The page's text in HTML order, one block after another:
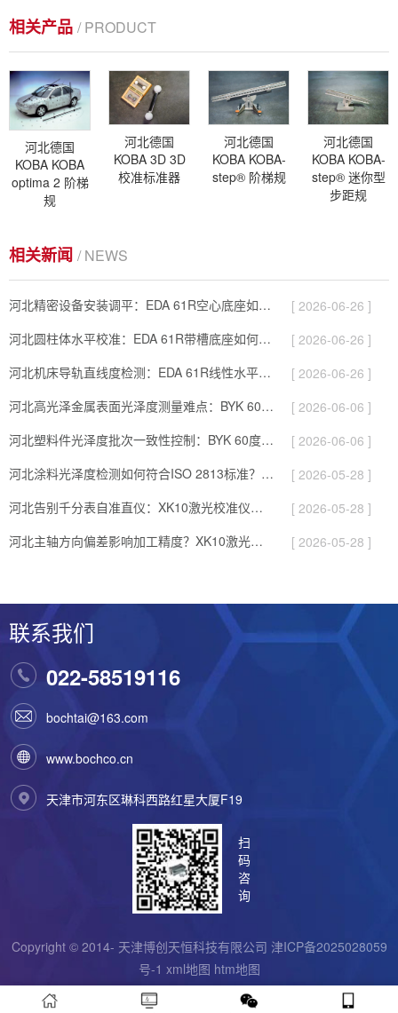
相关产品 / PRODUCT
河北德国
KOBA KOBA
optima 2 阶梯
规
河北德国
KOBA 3D 3D
校准标准器
河北德国
KOBA KOBA-
step® 阶梯规
河北德国
KOBA KOBA-
step® 迷你型
步距规
相关新闻 / NEWS
河北精密设备安装调平：EDA 61R空心底座如何实现精确安装？
[ 2026-06-26 ]
河北圆柱体水平校准：EDA 61R带槽底座如何确保平面与圆柱面测量一致…
[ 2026-06-26 ]
河北机床导轨直线度检测：EDA 61R线性水平仪如何实现微弧度级精度？
[ 2026-06-26 ]
河北高光泽金属表面光泽度测量难点：BYK 60度光泽仪0-2000GU…
[ 2026-06-06 ]
河北塑料件光泽度批次一致性控制：BYK 60度光泽仪0.2GU重复性如…
[ 2026-06-06 ]
河北涂料光泽度检测如何符合ISO 2813标准？BYK 60度光泽仪实…
[ 2026-05-28 ]
河北告别千分表自准直仪：XK10激光校准仪如何提升几何量测量效率？
[ 2026-05-28 ]
河北主轴方向偏差影响加工精度？XK10激光校准仪实现快速校直
[ 2026-05-28 ]
联系我们
022-58519116
bochtai@163.com
www.bochco.cn
天津市河东区琳科西路红星大厦F19
扫
码
咨
询
Copyright © 2014- 天津博创天恒科技有限公司 津ICP备2025028059
号-1 xml地图 htm地图